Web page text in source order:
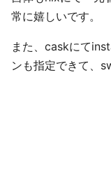
常に嬉しいです。
また、caskにて
ンも指定できて、